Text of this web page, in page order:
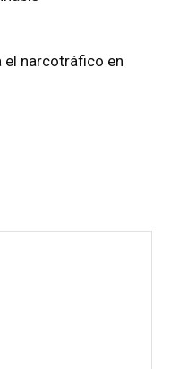
el narcotráfico en